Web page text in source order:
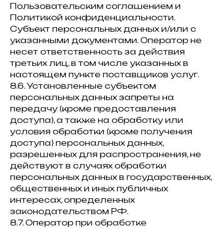
Пользовательским соглашением и
Политикой конфиденциальности.
Субъект персональных данных и/или с
указанными документами. Оператор не
несет ответственность за действия
третьих лиц, в том числе указанных в
настоящем пункте поставщиков услуг.
8.6. Установленные субъектом
персональных данных запреты на
передачу (кроме предоставления
доступа), а также на обработку или
условия обработки (кроме получения
доступа) персональных данных,
разрешенных для распространения, не
действуют в случаях обработки
персональных данных в государственных,
общественных и иных публичных
интересах, определенных
законодательством РФ.
8.7. Оператор при обработке